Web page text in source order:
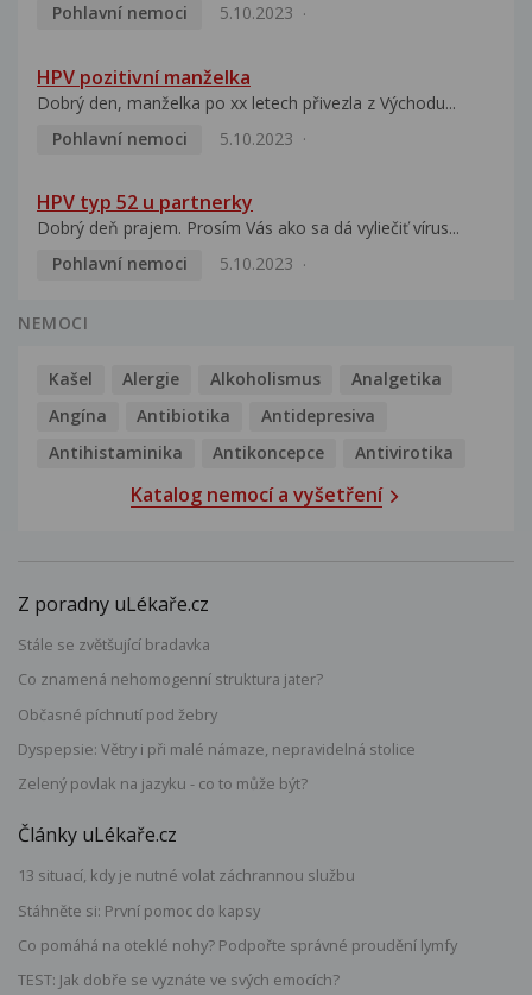
Pohlavní nemoci
5.10.2023
HPV pozitivní manželka
Dobrý den, manželka po xx letech přivezla z Východu...
Pohlavní nemoci
5.10.2023
HPV typ 52 u partnerky
Dobrý deň prajem. Prosím Vás ako sa dá vyliečiť vírus...
Pohlavní nemoci
5.10.2023
NEMOCI
Kašel Alergie Alkoholismus
Analgetika
Angína
Antibiotika
Antidepresiva
Antihistaminika
Antikoncepce Antivirotika
Katalog nemocí a vyšetření
Z poradny uLékaře.cz
Stále se zvětšující bradavka
Co znamená nehomogenní struktura jater?
Občasné píchnutí pod žebry
Dyspepsie: Větry i při malé námaze, nepravidelná stolice
Zelený povlak na jazyku - co to může být?
Články uLékaře.cz
13 situací, kdy je nutné volat záchrannou službu
Stáhněte si: První pomoc do kapsy
Co pomáhá na oteklé nohy? Podpořte správné proudění lymfy
TEST: Jak dobře se vyznáte ve svých emocích?